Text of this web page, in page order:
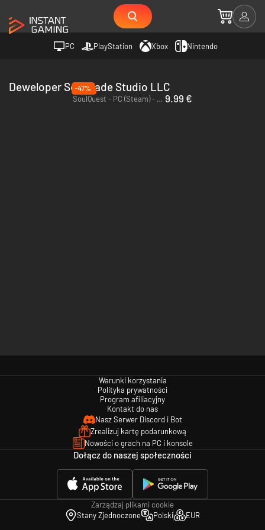
PC PlayStation Xbox Nintendo
Deweloper SoulBlade Studio LLC
-47%
SoulQuest - PC (Steam) - Europe & US & Canada 9.99 €
Warunki korzystania
Polityka prywatności
Program afiliacyjny
Kontakt do nas
Nasz Serwer Discord i Bot
Zrealizuj kartę podarunkową
Nowości o grach na PC i konsole
Dołącz do naszej społeczności
Zarządzaj plikami cookie
Stany Zjednoczone
Polski EUR